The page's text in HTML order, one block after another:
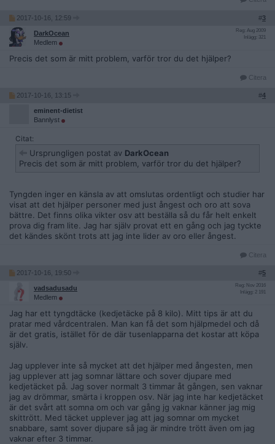
2017-10-16, 12:59 #3
DarkOcean
Medlem
Reg: Aug 2009
Inlägg: 321
Precis det som är mitt problem, varför tror du det hjälper?
Citera
2017-10-16, 13:15 #4
eminent-dietist
Bannlyst
Citat:
Ursprungligen postat av DarkOcean
Precis det som är mitt problem, varför tror du det hjälper?
Tyngden inger en känsla av att omslutas ordentligt och studier har
visat att det hjälper personer med just ångest och oro att sova
bättre. Det finns olika vikter osv att beställa så du får helt enkelt
prova dig fram lite. Jag har själv provat ett en gång och jag tyckte
det kändes skönt trots att jag inte lider av oro eller ångest.
Citera
2017-10-16, 19:50 #5
vadsadusadu
Medlem
Reg: Nov 2016
Inlägg: 2 191
Jag har ett tyngdtäcke (kedjetäcke på 8 kilo). Mitt tips är att du
pratar med vårdcentralen. Man kan få det som hjälpmedel och då
är det gratis, istället för de där tusenlapparna det kostar att köpa
själv.
Jag upplever inte så mycket att det hjälper med ångesten, men
jag upplever att jag somnar lättare och sover djupare med
kedjetäcket på. Jag sover normalt 3 timmar åt gången, sen vaknar
jag av drömmar, smärta i kroppen osv. När jag inte har kedjetäcket
är det svårt att somna om och var gång jg vaknar känner jag mig
skittrött. Med täcket upplever jag att jag somnar om mycket
snabbare, samt sover djupare så jag är mindre trött även om jag
vaknar efter 3 timmar.